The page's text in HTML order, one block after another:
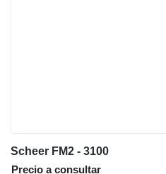
Scheer FM2 - 3100
Precio a consultar